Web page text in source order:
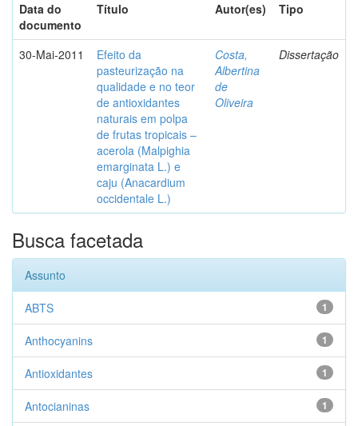
Data do
documento
Título Autor(es) Tipo
30-Mai-2011
Efeito da
pasteurização na
qualidade e no teor
de antioxidantes
naturais em polpa
de frutas tropicais –
acerola (Malpighia
emarginata L.) e
caju (Anacardium
occidentale L.)
Costa,
Albertina
de
Oliveira
Dissertação
Busca facetada
Assunto
1
ABTS
1
Anthocyanins
1
Antioxidantes
1
Antocianinas